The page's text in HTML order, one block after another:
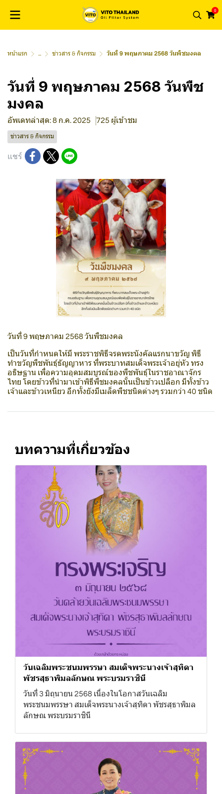
0
หน้าแรก ... ข่าวสาร & กิจกรรม วันที่ 9 พฤษภาคม 2568 วันพืชมงคล
วันที่ 9 พฤษภาคม 2568 วันพืช
มงคล
อัพเดทล่าสุด: 8 ก.ค. 2025 725 ผู้เข้าชม
ข่าวสาร & กิจกรรม
แชร์
วันที่ 9 พฤษภาคม 2568 วันพืชมงคล
เป็นวันที่กำหนดให้มี พระราชพิธีจรดพระนังคัลแรกนาขวัญ พิธี
ทำขวัญพืชพันธุ์ธัญญาหาร ที่พระบาทสมเด็จพระเจ้าอยู่หัว ทรง
อธิษฐาน เพื่อความอุดมสมบูรณ์ของพืชพันธุ์ในราชอาณาจักร
ไทย โดยข้าวที่นำมาเข้าพิธีพืชมงคลนั้นเป็นข้าวเปลือก มีทั้งข้าว
เจ้าและข้าวเหนียว อีกทั้งยังมีเมล็ดพืชชนิดต่างๆ รวมกว่า 40 ชนิด
บทความที่เกี่ยวข้อง
วันเฉลิมพระชนมพรรษา สมเด็จพระนางเจ้าสุทิดา
พัชรสุธาพิมลลักษณ พระบรมราชินี
วันที่ 3 มิถุนายน 2568 เนื่องในโอกาสวันเฉลิม
พระชนมพรรษา สมเด็จพระนางเจ้าสุทิดา พัชรสุธาพิมล
ลักษณ พระบรมราชินี